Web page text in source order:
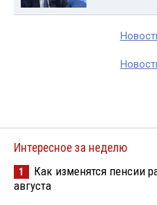
Интересное за неделю
1
Как изменятся пенсии
августа